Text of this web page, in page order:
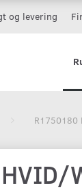
og levering
R1750180